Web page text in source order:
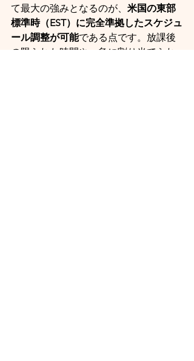
て最大の強みとなるのが、 米国の東部
標準時（EST）に完全準拠したスケジュ
ール調整が可能である点です。放課後
の限られた時間や、急に割り当てられ